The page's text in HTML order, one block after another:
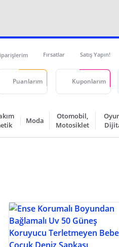
Fırsatlar Satış Yapın!
Puanlarım Kuponlarım
Moda
Otomobil,
Motosiklet